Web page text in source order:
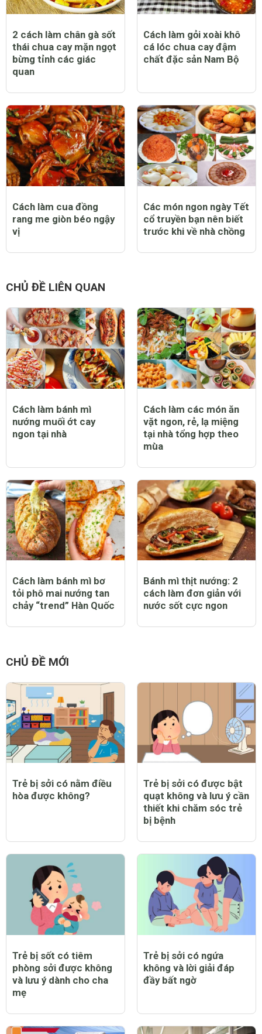
2 cách làm chân gà sốt
thái chua cay mặn ngọt
bừng tỉnh các giác
quan
Cách làm gỏi xoài khô
cá lóc chua cay đậm
chất đặc sản Nam Bộ
Cách làm cua đồng
rang me giòn béo ngậy
vị
Các món ngon ngày Tết
cổ truyền bạn nên biết
trước khi về nhà chồng
CHỦ ĐỀ LIÊN QUAN
Cách làm bánh mì
nướng muối ớt cay
ngon tại nhà
Cách làm các món ăn
vặt ngon, rẻ, lạ miệng
tại nhà tổng hợp theo
mùa
Cách làm bánh mì bơ
tỏi phô mai nướng tan
chảy “trend” Hàn Quốc
Bánh mì thịt nướng: 2
cách làm đơn giản với
nước sốt cực ngon
CHỦ ĐỀ MỚI
Trẻ bị sởi có nằm điều
hòa được không?
Trẻ bị sởi có được bật
quạt không và lưu ý cần
thiết khi chăm sóc trẻ
bị bệnh
Trẻ bị sốt có tiêm
phòng sởi được không
và lưu ý dành cho cha
mẹ
Trẻ bị sởi có ngứa
không và lời giải đáp
đầy bất ngờ